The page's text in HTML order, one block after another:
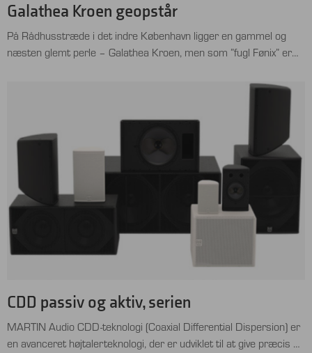
Galathea Kroen geopstår
På Rådhusstræde i det indre København ligger en gammel og
næsten glemt perle – Galathea Kroen, men som ”fugl Fønix” er
og stemning, har indehaveren Jakob Olsen, efter flere forsøg nu
CDD passiv og aktiv, serien
MARTIN Audio CDD-teknologi (Coaxial Differential Dispersion) er
en avanceret højtalerteknologi, der er udviklet til at give præcis og